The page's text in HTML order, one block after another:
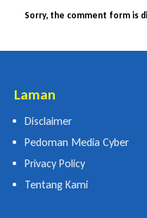
Sorry, the comment form is
Laman
Disclaimer
Pedoman Media Cyber
Privacy Policy
Tentang Kami